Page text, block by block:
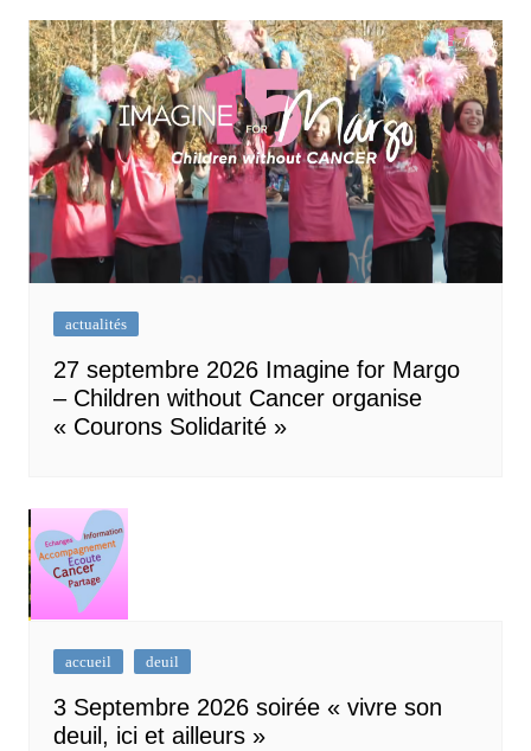
actualités
27 septembre 2026 Imagine for Margo
– Children without Cancer organise
« Courons Solidarité »
accueil deuil
3 Septembre 2026 soirée « vivre son
deuil, ici et ailleurs »